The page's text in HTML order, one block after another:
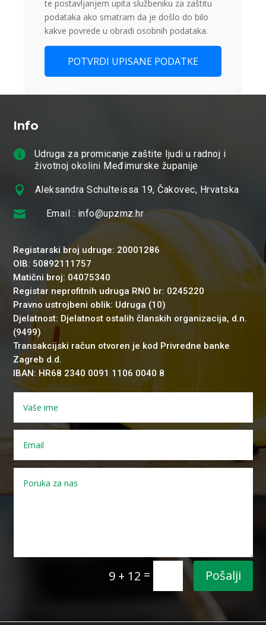
te postavljanjem upita službeniku za zaštitu
podataka ako smatram da je došlo do bilo
kakve povrede u obradi osobnih podataka.
Info

Udruga za promicanje zaštite ljudi u radnoj i
životnoj okolini Međimurske županije
 Aleksandra Schulteissa 19, Čakovec, Hrvatska
 Email : info@upzmz.hr
Registarski broj udruge: 20001286
OIB: 50892111757
Matični broj: 04075340
Registar neprofitnih udruga RNO br: 0245220
Pravno ustrojbeni oblik: Udruga (10)
Djelatnost: Djelatnost ostalih članskih organizacija, d.n.
(9499)
Transakcijski račun otvoren je kod Privredne banke
Zagreb d.d.
IBAN: HR68 2340 0091 1106 0040 8
9 + 12 = Pošalji